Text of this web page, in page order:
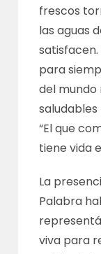
frescos
las aguas
para
del mundo
saludables
“El que
tiene vida
La
Palabra
viva para